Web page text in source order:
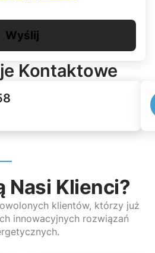
Kontaktowe
Wyślij
Nasi Klienci?
klientów, którzy już
innowacyjnych rozwiązań